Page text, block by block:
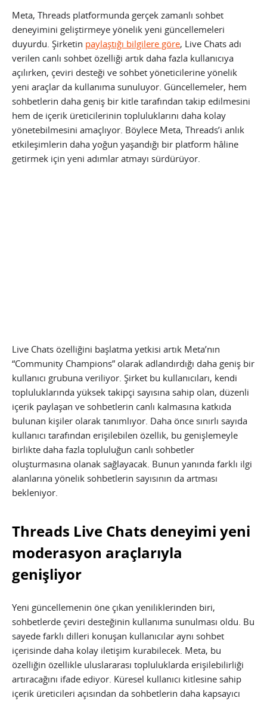
Meta, Threads platformunda gerçek zamanlı sohbet
deneyimini geliştirmeye yönelik yeni güncellemeleri
duyurdu. Şirketin paylaştığı bilgilere göre, Live Chats adı
verilen canlı sohbet özelliği artık daha fazla kullanıcıya
açılırken, çeviri desteği ve sohbet yöneticilerine yönelik
yeni araçlar da kullanıma sunuluyor. Güncellemeler, hem
sohbetlerin daha geniş bir kitle tarafından takip edilmesini
hem de içerik üreticilerinin topluluklarını daha kolay
yönetebilmesini amaçlıyor. Böylece Meta, Threads’i anlık
etkileşimlerin daha yoğun yaşandığı bir platform hâline
getirmek için yeni adımlar atmayı sürdürüyor.
Live Chats özelliğini başlatma yetkisi artık Meta’nın
“Community Champions” olarak adlandırdığı daha geniş bir
kullanıcı grubuna veriliyor. Şirket bu kullanıcıları, kendi
topluluklarında yüksek takipçi sayısına sahip olan, düzenli
içerik paylaşan ve sohbetlerin canlı kalmasına katkıda
bulunan kişiler olarak tanımlıyor. Daha önce sınırlı sayıda
kullanıcı tarafından erişilebilen özellik, bu genişlemeyle
birlikte daha fazla topluluğun canlı sohbetler
oluşturmasına olanak sağlayacak. Bunun yanında farklı ilgi
alanlarına yönelik sohbetlerin sayısının da artması
bekleniyor.
Threads Live Chats deneyimi yeni
moderasyon araçlarıyla
genişliyor
Yeni güncellemenin öne çıkan yeniliklerinden biri,
sohbetlerde çeviri desteğinin kullanıma sunulması oldu. Bu
sayede farklı dilleri konuşan kullanıcılar aynı sohbet
içerisinde daha kolay iletişim kurabilecek. Meta, bu
özelliğin özellikle uluslararası topluluklarda erişilebilirliği
artıracağını ifade ediyor. Küresel kullanıcı kitlesine sahip
içerik üreticileri açısından da sohbetlerin daha kapsayıcı